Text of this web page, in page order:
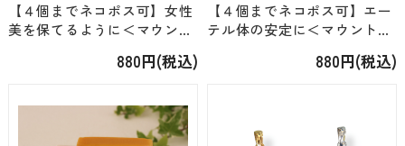
【４個までネコポス可】女性
美を保てるように＜マウント
鹸「美しさとダイエット」
880円(税込)
【４個までネコポス可】エー
テル体の安定に＜マウントフ
「生きる力」[約75g]880円(税込)